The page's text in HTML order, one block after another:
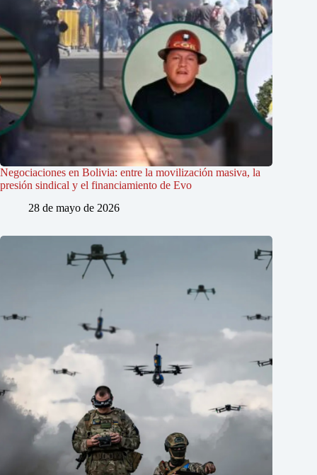
Negociaciones en Bolivia: entre la movilización masiva, la
presión sindical y el financiamiento de Evo
28 de mayo de 2026